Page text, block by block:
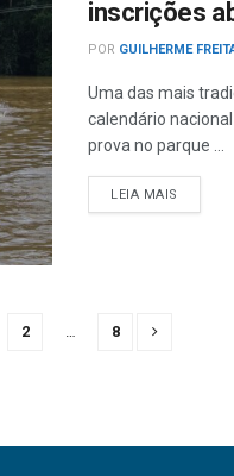
inscrições
POR GUILHERME
Uma das mais
calendário
prova no parque ...
LEIA MAIS
2 8